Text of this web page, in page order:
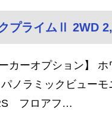
プライムⅡ 2WD
カーオプション】
ノラミックビュー
フロアフ…